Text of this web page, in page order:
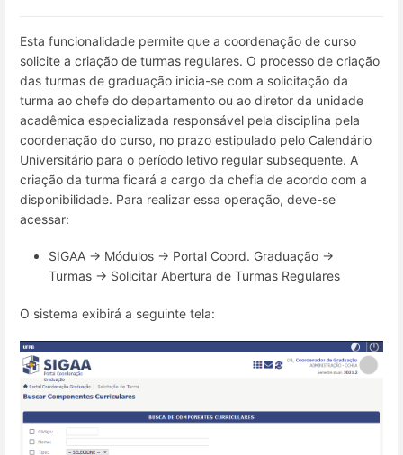
Esta funcionalidade permite que a coordenação de curso
solicite a criação de turmas regulares. O processo de criação
das turmas de graduação inicia-se com a solicitação da
turma ao chefe do departamento ou ao diretor da unidade
acadêmica especializada responsável pela disciplina pela
coordenação do curso, no prazo estipulado pelo Calendário
Universitário para o período letivo regular subsequente. A
criação da turma ficará a cargo da chefia de acordo com a
disponibilidade. Para realizar essa operação, deve-se
acessar:
SIGAA → Módulos → Portal Coord. Graduação →
Turmas → Solicitar Abertura de Turmas Regulares
O sistema exibirá a seguinte tela: